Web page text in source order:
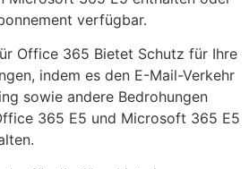
verfügbar.
Office 365 Bietet Schutz für Ihre
indem es den E-Mail-Verkehr
sowie andere Bedrohungen
365 E5 und Microsoft 365 E5